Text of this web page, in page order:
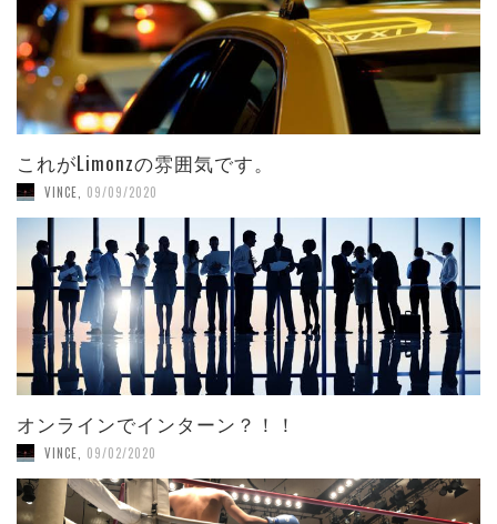
これがLimonzの雰囲気です。
VINCE 09/09/2020
オンラインでインターン？！！
VINCE 09/02/2020